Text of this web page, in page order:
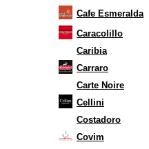
Cafe Esmeralda
Caracolillo
Caribia
Carraro
Carte Noire
Cellini
Costadoro
Covim